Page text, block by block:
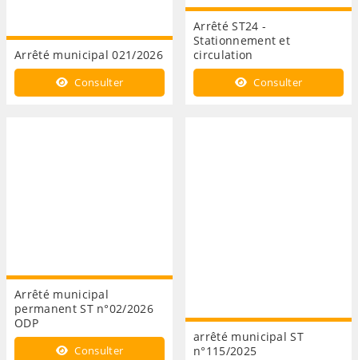
Arrêté municipal 021/2026
Consulter
Arrêté ST24 -
Stationnement et
circulation
Consulter
Arrêté municipal
permanent ST n°02/2026
ODP
Consulter
arrêté municipal ST
n°115/2025